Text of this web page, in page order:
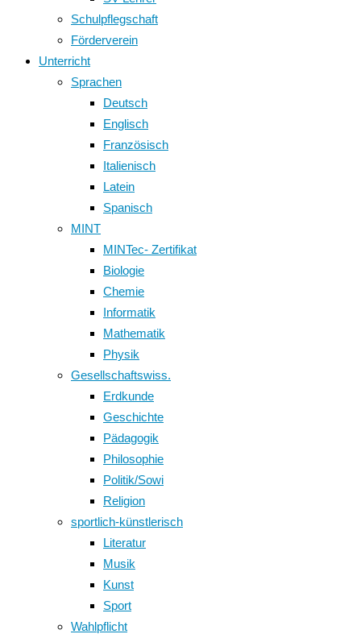
Schulpflegschaft
Förderverein
Unterricht
Sprachen
Deutsch
Englisch
Französisch
Italienisch
Latein
Spanisch
MINT
MINTec- Zertifikat
Biologie
Chemie
Informatik
Mathematik
Physik
Gesellschaftswiss.
Erdkunde
Geschichte
Pädagogik
Philosophie
Politik/Sowi
Religion
sportlich-künstlerisch
Literatur
Musik
Kunst
Sport
Wahlpflicht